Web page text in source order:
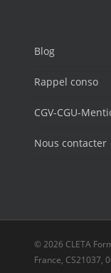
Blog
Rappel conso
CGV-CGU-
Nous contacter
© 2026 CLETA
France, CS21037,